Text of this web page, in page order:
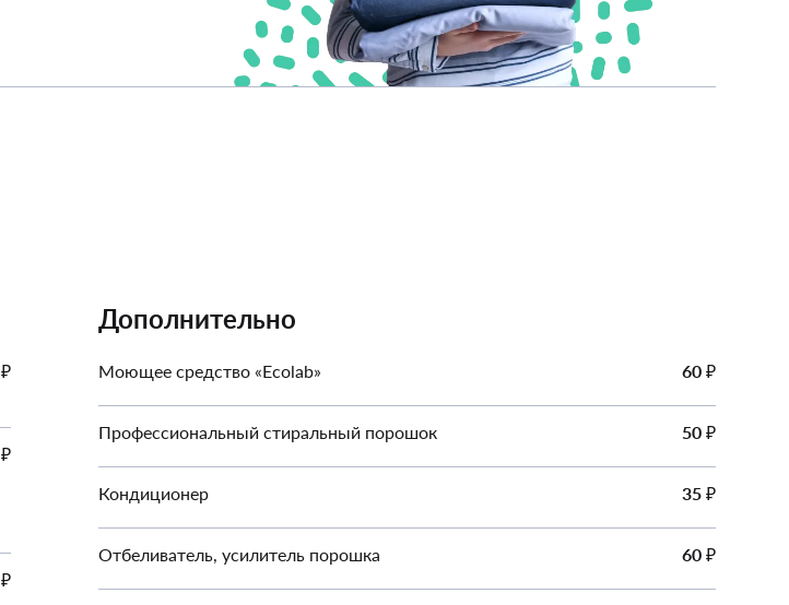
₽
₽
₽
Дополнительно
Моющее средство «Ecolab» 60 ₽
Профессиональный стиральный порошок 50 ₽
Кондиционер 35 ₽
Отбеливатель, усилитель порошка 60 ₽